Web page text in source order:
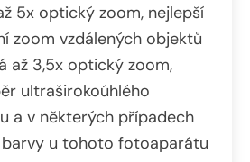
5x optický zoom, nejlepší
zoom vzdálených objektů
až 3,5x optický zoom,
ultraširokoúhlého
a v některých případech
barvy u tohoto fotoaparátu